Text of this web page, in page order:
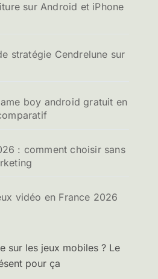
sur Android et iPhone
stratégie Cendrelune sur
boy android gratuit en
: comment choisir sans
vidéo en France 2026
sur les jeux mobiles ? Le
pour ça